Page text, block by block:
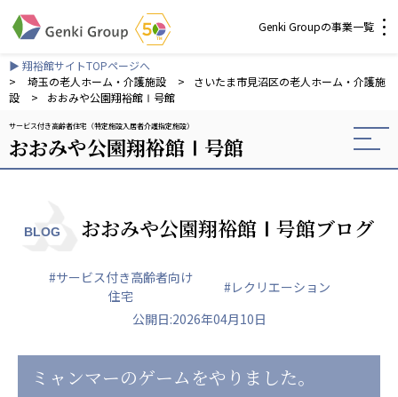
Genki Groupの事業一覧
介護・福祉
社会福祉法人 元気村グループ
社会福祉法人元気村
社会福祉法人長寿の森
株式会社 サンガジャパン
株式会社日本遮蔽技研
株式会社Genkiリレーションズ
一般社団法人 日本高齢者福祉協会
▶ 翔裕館サイトTOPページへ
>
埼玉の老人ホーム・介護施設 >
さいたま市見沼区の老人ホーム・介護施
設
> おおみや公園翔裕館Ⅰ号館
サービス付き高齢者住宅（特定施設入居者介護指定施設）
おおみや公園翔裕館Ⅰ号館
BLOG おおみや公園翔裕館Ⅰ号館ブログ
#サービス付き高齢者向け
住宅
#レクリエーション
公開日:2026年04月10日
ミャンマーのゲームをやりました。